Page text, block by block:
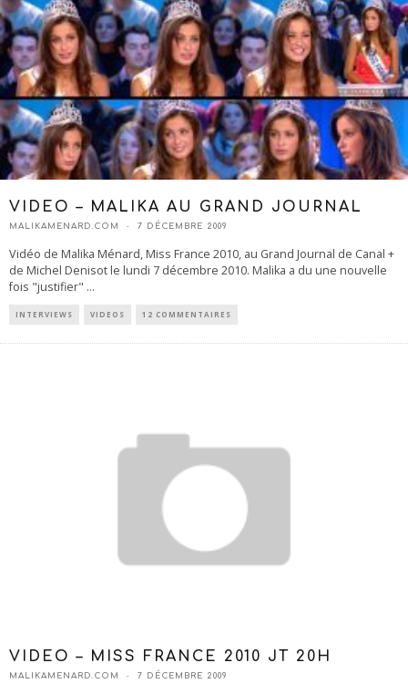
VIDEO – MALIKA AU GRAND JOURNAL
MALIKAMENARD.COM 7 DÉCEMBRE 2009
Vidéo de Malika Ménard, Miss France 2010, au Grand Journal de Canal +
de Michel Denisot le lundi 7 décembre 2010. Malika a du une nouvelle
fois "justifier" ...
INTERVIEWS VIDEOS 12 COMMENTAIRES
VIDEO – MISS FRANCE 2010 JT 20H
MALIKAMENARD.COM 7 DÉCEMBRE 2009